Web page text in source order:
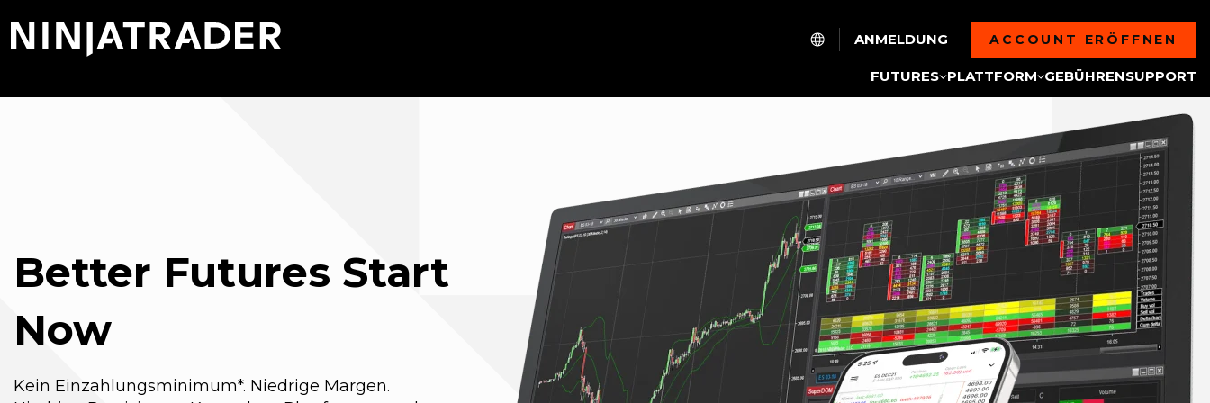
Skip
to
NT.Svg.Logo
ANMELDUNG ACCOUNT ERÖFFNEN
FUTURES PLATTFORM GEBÜHRENSUPPORT
Better Futures Start
Now
Kein Einzahlungsminimum*. Niedrige Margen.